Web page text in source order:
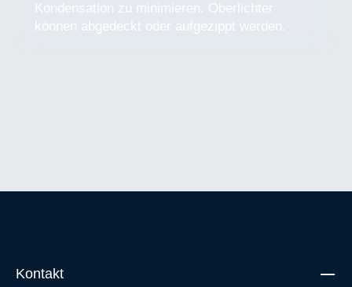
Kondensation zu minimieren. Oberlichter
können abgedeckt oder aufgezippt werden.
Kontakt